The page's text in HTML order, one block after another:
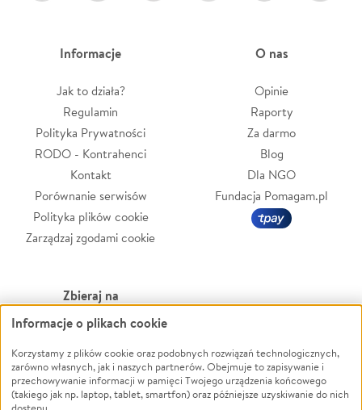
Informacje
Jak to działa?
Regulamin
Polityka Prywatności
RODO - Kontrahenci
Kontakt
Porównanie serwisów
Polityka plików cookie
Zarządzaj zgodami cookie
O nas
Opinie
Raporty
Za darmo
Blog
Dla NGO
Fundacja Pomagam.pl
Zbieraj na
Leczenie
Zwierzęta
Pożar
Ukraina
Powódź
Wichura
NGO
Informacje o plikach cookie
Korzystamy z plików cookie oraz podobnych rozwiązań technologicznych,
zarówno własnych, jak i naszych partnerów. Obejmuje to zapisywanie i
przechowywanie informacji w pamięci Twojego urządzenia końcowego
(takiego jak np. laptop, tablet, smartfon) oraz późniejsze uzyskiwanie do nich